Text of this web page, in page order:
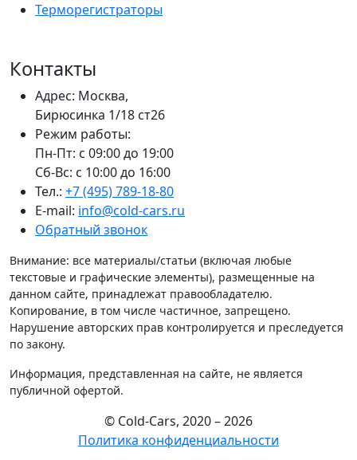
Терморегистраторы
Контакты
Адрес: Москва,
Бирюсинка 1/18 ст26 ​
Режим работы:
Пн-Пт: с 09:00 до 19:00
Сб-Вс: с 10:00 до 16:00
Тел.: +7 (495) 789-18-80
E-mail: info@cold-cars.ru
Обратный звонок
Внимание: все материалы/статьи (включая любые
текстовые и графические элементы), размещенные на
данном сайте, принадлежат правообладателю.
Копирование, в том числе частичное, запрещено.
Нарушение авторских прав контролируется и преследуется
по закону.
Информация, представленная на сайте, не является
публичной офертой.
© Cold-Cars, 2020 – 2026
Политика конфиденциальности